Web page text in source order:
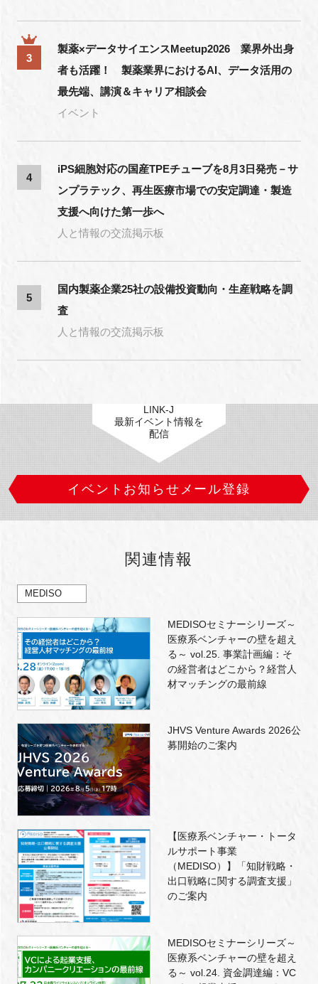
3
製薬×データサイエンスMeetup2026 業界外出身
者も活躍！ 製薬業界におけるAI、データ活用の
最先端、講演＆キャリア相談会
イベント
4
iPS細胞対応の国産TPEチューブを8月3日発売－サ
ンプラテック、再生医療市場での安定調達・製造
支援へ向けた第一歩へ
人と情報の交流掲示板
5
国内製薬企業25社の設備投資動向・生産戦略を調
査
人と情報の交流掲示板
LINK-J
最新イベント情報を
配信
イベントお知らせメール登録
関連情報
MEDISO
MEDISOセミナーシリーズ～
医療系ベンチャーの壁を超え
る～ vol.25. 事業計画編：そ
の経営者はどこから？経営人
材マッチングの最前線
JHVS Venture Awards 2026公
募開始のご案内
【医療系ベンチャー・トータ
ルサポート事業
（MEDISO）】「知財戦略・
出口戦略に関する調査支援」
のご案内
MEDISOセミナーシリーズ～
医療系ベンチャーの壁を超え
る～ vol.24. 資金調達編：VC